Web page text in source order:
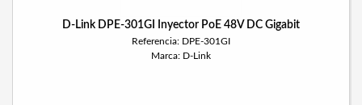
D-Link DPE-301GI Inyector PoE 48V DC Gigabit
Referencia: DPE-301GI
Marca: D-Link